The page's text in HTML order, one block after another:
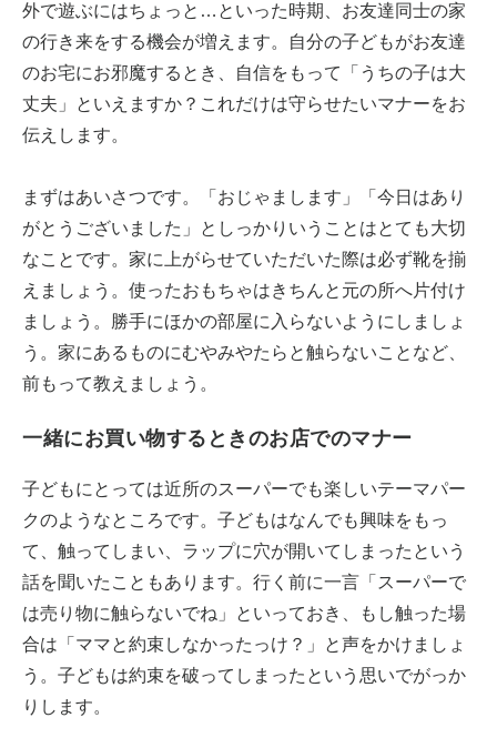
外で遊ぶにはちょっと…といった時期、お友達同士の家
の行き来をする機会が増えます。自分の子どもがお友達
のお宅にお邪魔するとき、自信をもって「うちの子は大
丈夫」といえますか？これだけは守らせたいマナーをお
伝えします。
まずはあいさつです。「おじゃまします」「今日はあり
がとうございました」としっかりいうことはとても大切
なことです。家に上がらせていただいた際は必ず靴を揃
えましょう。使ったおもちゃはきちんと元の所へ片付け
ましょう。勝手にほかの部屋に入らないようにしましょ
う。家にあるものにむやみやたらと触らないことなど、
前もって教えましょう。
一緒にお買い物するときのお店でのマナー
子どもにとっては近所のスーパーでも楽しいテーマパー
クのようなところです。子どもはなんでも興味をもっ
て、触ってしまい、ラップに穴が開いてしまったという
話を聞いたこともあります。行く前に一言「スーパーで
は売り物に触らないでね」といっておき、もし触った場
合は「ママと約束しなかったっけ？」と声をかけましょ
う。子どもは約束を破ってしまったという思いでがっか
りします。